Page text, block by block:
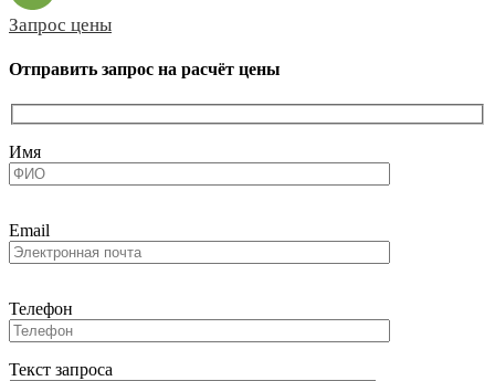
Запрос цены
Отправить запрос на расчёт цены
Имя
Email
Телефон
Текст запроса